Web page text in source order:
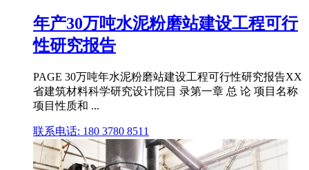
年产30万吨水泥粉磨站建设工程可行
性研究报告
PAGE 30万吨年水泥粉磨站建设工程可行性研究报告XX
省建筑材料科学研究设计院目 录第一章 总 论 项目名称
项目性质和 ...
联系电话: 180 3780 8511